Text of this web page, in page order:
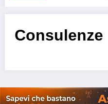
Consulenze